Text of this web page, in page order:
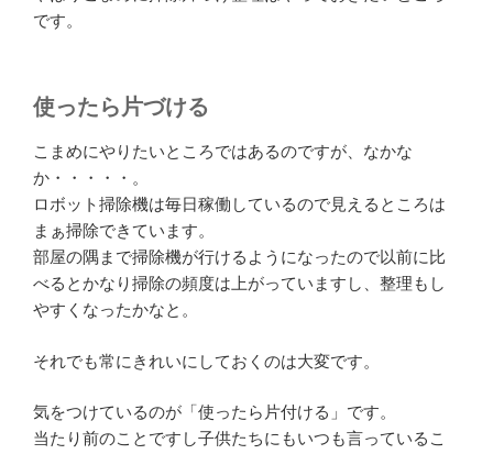
です。
使ったら片づける
こまめにやりたいところではあるのですが、なかな
か・・・・・。
ロボット掃除機は毎日稼働しているので見えるところは
まぁ掃除できています。
部屋の隅まで掃除機が行けるようになったので以前に比
べるとかなり掃除の頻度は上がっていますし、整理もし
やすくなったかなと。
それでも常にきれいにしておくのは大変です。
気をつけているのが「使ったら片付ける」です。
当たり前のことですし子供たちにもいつも言っているこ